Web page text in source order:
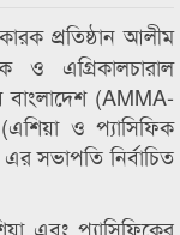
প্রতিষ্ঠান আলীম
ও এগ্রিকালচারাল
বাংলাদেশ (AMMA-
ও প্যাসিফিক
সভাপতি নির্বাচিত
এবং প্যাসিফিকের